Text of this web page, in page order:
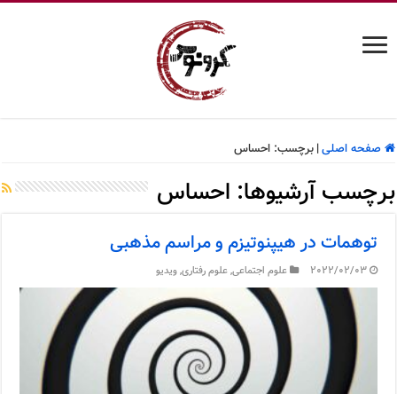
صفحه اصلی| برچسب:احساس
برچسب آرشیوها: احساس
توهمات در هیپنوتیزم و مراسم مذهبی
2022/02/03 علوم اجتماعی,علوم رفتاری,ویدیو